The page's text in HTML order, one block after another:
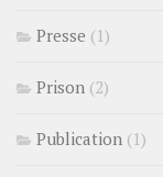
Presse (1)
Prison (2)
Publication (1)